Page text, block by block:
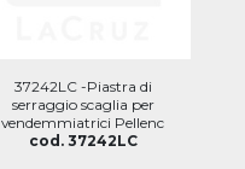
37242LC -Piastra di
serraggio scaglia per
vendemmiatrici Pellenc
cod. 37242LC